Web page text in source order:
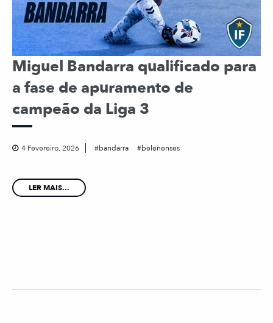
Miguel Bandarra qualificado para
a fase de apuramento de
campeão da Liga 3
4 Fevereiro, 2026 bandarra belenenses
LER MAIS...